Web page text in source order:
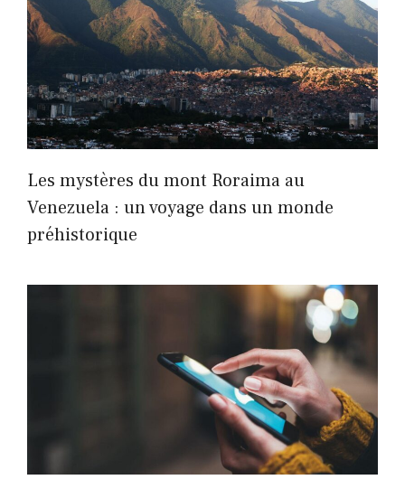
Les mystères du mont Roraima au
Venezuela : un voyage dans un monde
préhistorique